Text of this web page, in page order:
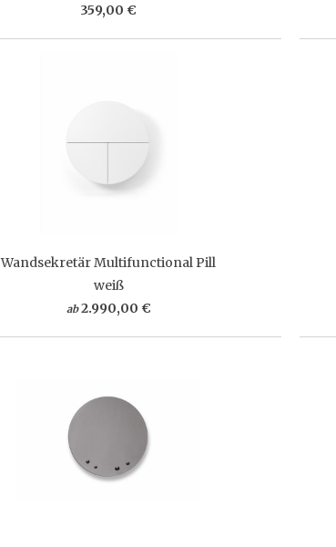
359,00 €
Wandsekretär Multifunctional Pill
weiß
ab 2.990,00 €